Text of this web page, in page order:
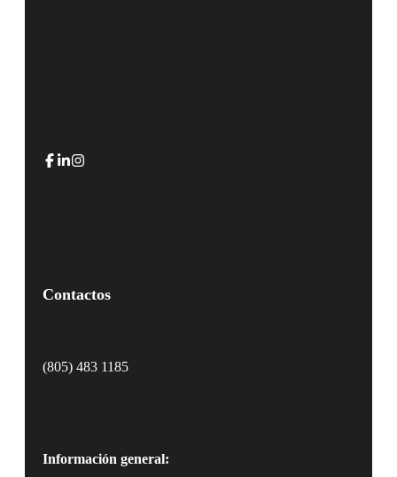
Contactos
(805) 483 1185
Información general: